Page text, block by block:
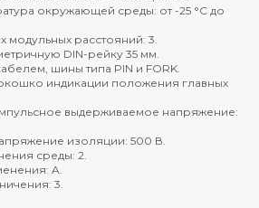
окружающей среды: от -25 °C до
модульных расстояний: 3.
DIN-рейку 35 мм.
шины типа PIN и FORK.
индикации положения главных
выдерживаемое напряжение:
изоляции: 500 В.
среды: 2.
A.
3.